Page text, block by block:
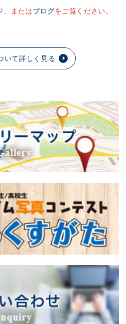
、またはブログをご覧ください。
いて詳しく見る